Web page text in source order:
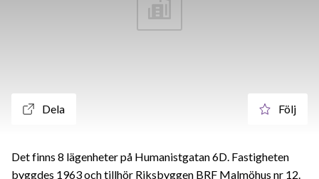
Dela Följ
Det finns 8 lägenheter på Humanistgatan 6D. Fastigheten
byggdes 1963 och tillhör Riksbyggen BRF Malmöhus nr 12.